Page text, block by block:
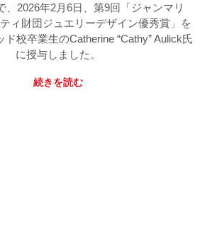
、2026年2月6日、第9回「ジャンマリ
ィ財団ジュエリーデザイン優秀賞」を
校卒業生のCatherine “Cathy” Aulick氏
に授与しました。
続きを読む